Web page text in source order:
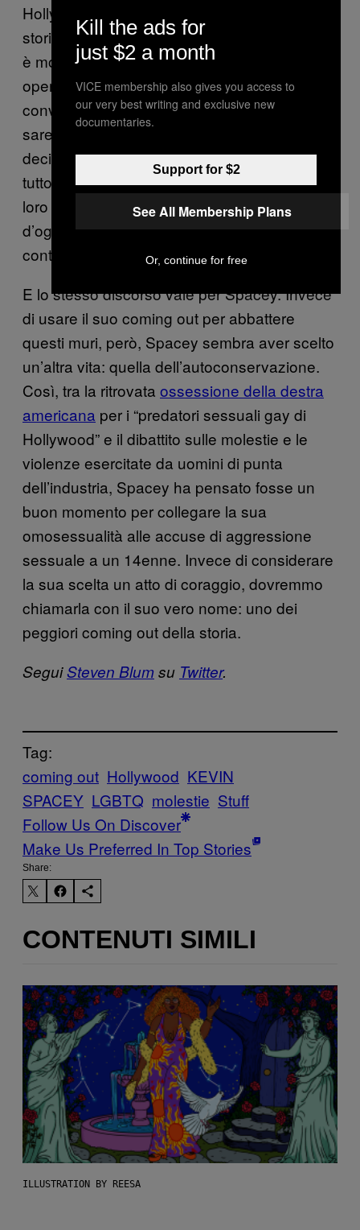
Hollywood. “Ma per come la vedo io la fase
storica dell’intrattenimento in cui viviamo ora
è molto più personale”—di quelle in cui le
operazioni di facciata sono molto meno
convenienti di un tempo. “Anzi, penso
sarebbe un’ottima mossa pubblicitaria se
decidessero di fare coming out ora, dopo
tutto questo tempo. Penso farebbe bene alla
loro carriera, la ravviverebbe un po’. Al giorno
d’oggi a nessuno serve che John Travolta
continui a essere questo farò di mascolinità.”
E lo stesso discorso vale per Spacey. Invece
di usare il suo coming out per abbattere
questi muri, però, Spacey sembra aver scelto
un’altra vita: quella dell’autoconservazione.
Così, tra la ritrovata ossessione della destra
americana per i “predatori sessuali gay di
Hollywood” e il dibattito sulle molestie e le
violenze esercitate da uomini di punta
dell’industria, Spacey ha pensato fosse un
buon momento per collegare la sua
omosessualità alle accuse di aggressione
sessuale a un 14enne. Invece di considerare
la sua scelta un atto di coraggio, dovremmo
chiamarla con il suo vero nome: uno dei
peggiori coming out della storia.
SeguiSteven Blumsu Twitter.
Tag:
coming out Hollywood KEVIN
SPACEY LGBTQ molestie Stuff
Follow Us On Discover
Make Us Preferred In Top Stories
Share:
CONTENUTI SIMILI
ILLUSTRATION BY REESA
Kill the ads for
just $2 a month
VICE membership also gives you access to
our very best writing and exclusive new
documentaries.
Support for $2
See All Membership Plans
Or, continue for free